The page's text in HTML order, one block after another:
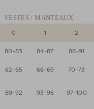
VESTES / MANTEAUX
0 1 2
80-83 84-87 88-91
62-65 66-69 70-73
89-92 93-96 97-100